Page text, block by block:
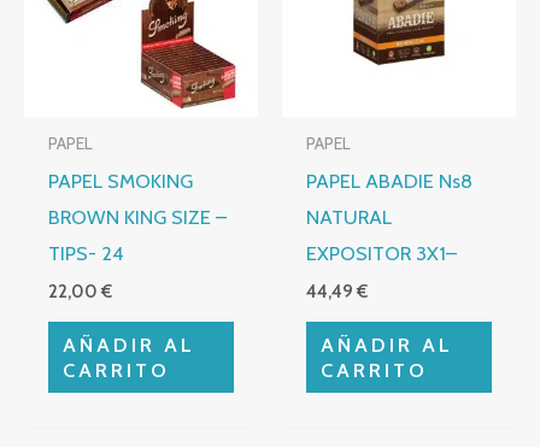
PAPEL
PAPEL SMOKING
BROWN KING SIZE –
TIPS- 24
22,00€
AÑADIR AL
CARRITO
PAPEL
PAPEL ABADIE Ns8
NATURAL
EXPOSITOR 3X1–
44,49€
AÑADIR AL
CARRITO